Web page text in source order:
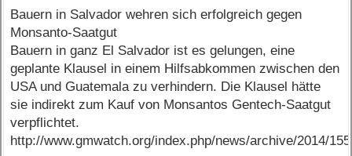
Bauern in Salvador wehren sich erfolgreich gegen
Monsanto-Saatgut
Bauern in ganz El Salvador ist es gelungen, eine
geplante Klausel in einem Hilfsabkommen zwischen den
USA und Guatemala zu verhindern. Die Klausel hätte
sie indirekt zum Kauf von Monsantos Gentech-Saatgut
verpflichtet.
http://www.gmwatch.org/index.php/news/archive/2014/